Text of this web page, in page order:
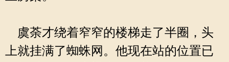
虞荼才绕着窄窄的楼梯走了半圈，头
上就挂满了蜘蛛网。他现在站的位置已